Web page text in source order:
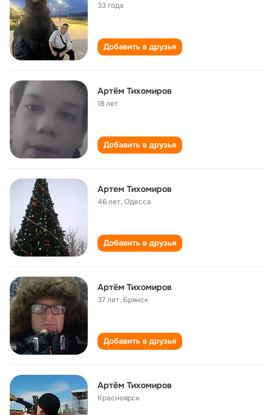
33 года
Добавить в друзья
Артём Тихомиров
18 лет
Добавить в друзья
Артем Тихомиров
46 лет,Одесса
Добавить в друзья
Артём Тихомиров
37 лет, Брянск
Добавить в друзья
Артём Тихомиров
Красноярск